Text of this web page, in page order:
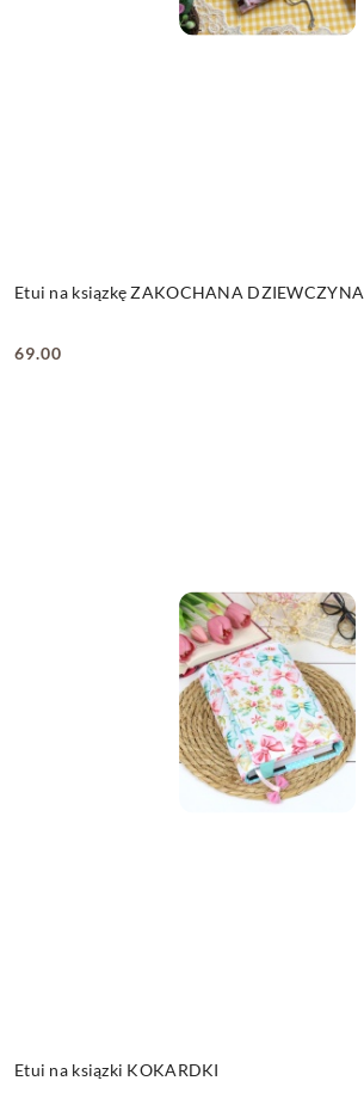
Etui na ksiązkę ZAKOCHANA DZIEWCZYNA
Cena:
69.00
Etui na ksiązki KOKARDKI